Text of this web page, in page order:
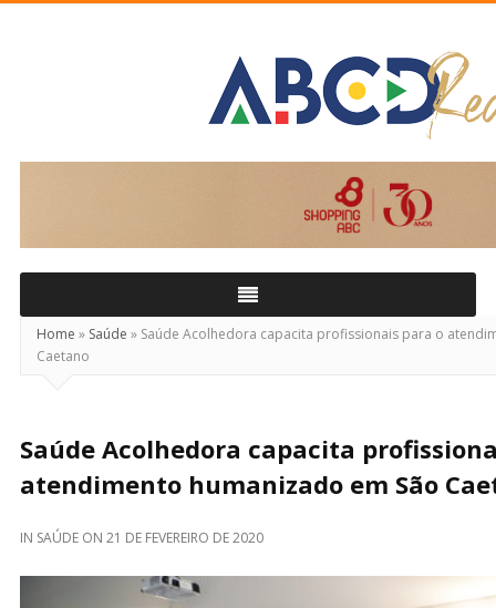
Home » Saúde » Saúde Acolhedora capacita profissionais para o
Caetano
Saúde Acolhedora capacita
atendimento humanizado em São
IN SAÚDE ON 21 DE FEVEREIRO DE 2020